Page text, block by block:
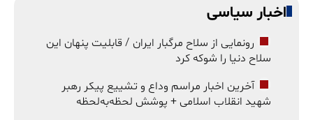
اخبار سیاسی
رونمایی از سلاح مرگبار ایران / قابلیت پنهان این
سلاح دنیا را شوکه کرد
آخرین اخبار مراسم وداع و تشییع پیکر رهبر
شهید انقلاب اسلامی + پوشش لحظه‌به‌لحظه